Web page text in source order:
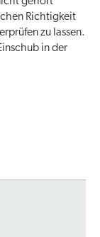
Richtigkeit
zu lassen.
in der